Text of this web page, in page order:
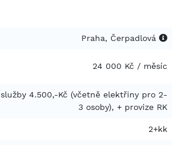
Praha, Čerpadlová
24 000 Kč / měsíc
služby 4.500,-Kč (včetně elektřiny pro 2-
3 osoby), + provize RK
2+kk